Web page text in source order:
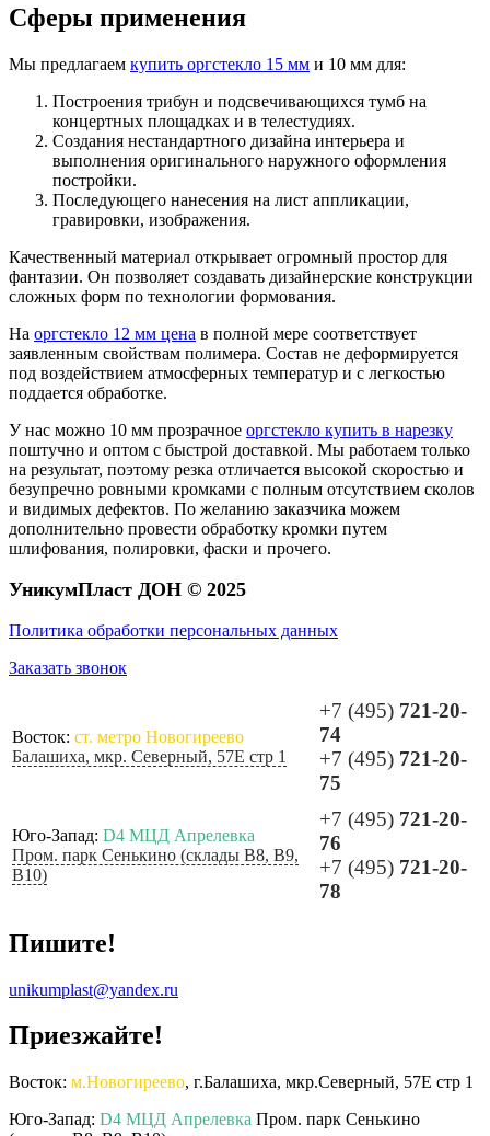
Сферы применения
Мы предлагаем купить оргстекло 15 мм и 10 мм для:
Построения трибун и подсвечивающихся тумб на
концертных площадках и в телестудиях.
Создания нестандартного дизайна интерьера и
выполнения оригинального наружного оформления
постройки.
Последующего нанесения на лист аппликации,
гравировки, изображения.
Качественный материал открывает огромный простор для
фантазии. Он позволяет создавать дизайнерские конструкции
сложных форм по технологии формования.
На оргстекло 12 мм цена в полной мере соответствует
заявленным свойствам полимера. Состав не деформируется
под воздействием атмосферных температур и с легкостью
поддается обработке.
У нас можно 10 мм прозрачное оргстекло купить в нарезку
поштучно и оптом с быстрой доставкой. Мы работаем только
на результат, поэтому резка отличается высокой скоростью и
безупречно ровными кромками с полным отсутствием сколов
и видимых дефектов. По желанию заказчика можем
дополнительно провести обработку кромки путем
шлифования, полировки, фаски и прочего.
УникумПласт ДОН © 2025
Политика обработки персональных данных
Заказать звонок
Восток: ст. метро Новогиреево
Балашиха, мкр. Северный, 57Е стр 1
+7 (495) 721-20-
74
+7 (495) 721-20-
75
Юго-Запад: D4 МЦД Апрелевка
Пром. парк Сенькино (склады B8, B9,
B10)
+7 (495) 721-20-
76
+7 (495) 721-20-
78
Пишите!
unikumplast@yandex.ru
Приезжайте!
Восток: м.Новогиреево, г.Балашиха, мкр.Северный, 57Е стр 1
Юго-Запад: D4 МЦД Апрелевка Пром. парк Сенькино